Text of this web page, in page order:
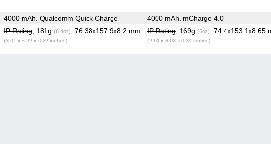
4000 mAh, Qualcomm Quick Charge 4000 mAh, mCharge 4.0
IP Rating, 181g (6.4oz) , 76.38x157.9x8.2 mm
(3.01 x 6.22 x 0.32 inches)
IP Rating, 169g (6oz) , 74.4x153.1x8.65
(2.93 x 6.03 x 0.34 inches)